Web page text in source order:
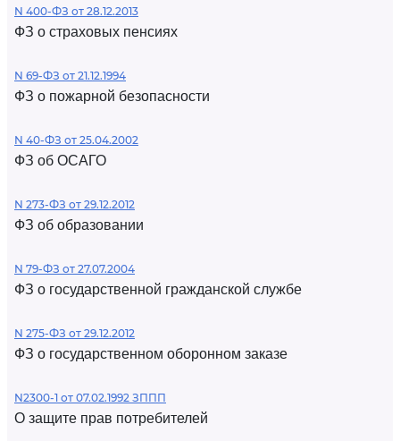
N 400-ФЗ от 28.12.2013
ФЗ о страховых пенсиях
N 69-ФЗ от 21.12.1994
ФЗ о пожарной безопасности
N 40-ФЗ от 25.04.2002
ФЗ об ОСАГО
N 273-ФЗ от 29.12.2012
ФЗ об образовании
N 79-ФЗ от 27.07.2004
ФЗ о государственной гражданской службе
N 275-ФЗ от 29.12.2012
ФЗ о государственном оборонном заказе
N2300-1 от 07.02.1992 ЗППП
О защите прав потребителей